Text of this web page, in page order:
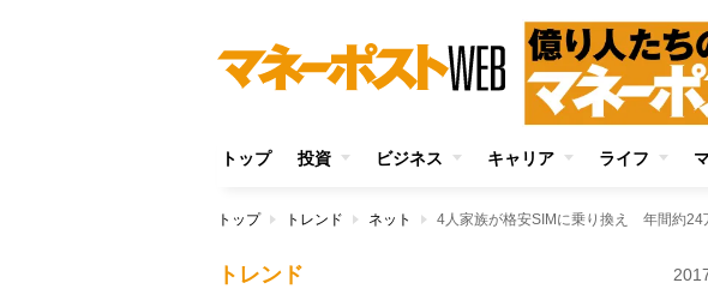
トップ 投資 ビジネス キャリア ライフ
トップ トレンド ネット 4人家族が格安SIMに乗り換え 年間約24
トレンド